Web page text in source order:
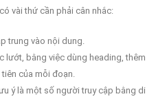
vài thứ cần phải cân nhắc:
trung vào nội dung.
lướt, bằng việc dùng heading, thêm
của mỗi đoạn.
ý là một số người truy cập bằng di